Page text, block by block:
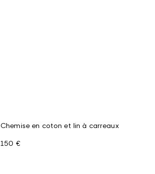
Chemise en coton et lin à carreaux
150 €